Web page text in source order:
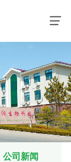
公司新闻